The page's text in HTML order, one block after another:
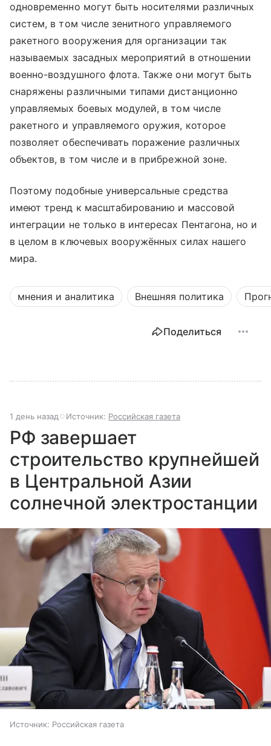
одновременно могут быть носителями различных
систем, в том числе зенитного управляемого
ракетного вооружения для организации так
называемых засадных мероприятий в отношении
военно-воздушного флота. Также они могут быть
снаряжены различными типами дистанционно
управляемых боевых модулей, в том числе
ракетного и управляемого оружия, которое
позволяет обеспечивать поражение различных
объектов, в том числе и в прибрежной зоне.
Поэтому подобные универсальные средства
имеют тренд к масштабированию и массовой
интеграции не только в интересах Пентагона, но и
в целом в ключевых вооружённых силах нашего
мира.
мнения и аналитика Внешняя политика
Поделиться
1 день назад Источник: Российская газета
РФ завершает
строительство крупнейшей
в Центральной Азии
солнечной электростанции
Источник: Российская газета